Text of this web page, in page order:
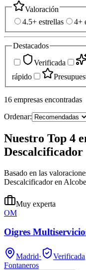
Valoración
4.5+ estrellas
4+
Destacados
Verificada
rápido
16 empresas encontradas
Ordenar:
Nuestro Top 4
Descalcificador
Basado en las
Descalcificador en
Muy experta
OM
Oigres
Madrid·
Verificada
Fontaneros